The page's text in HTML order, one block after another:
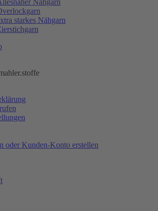
Nähgarn
starkes Nähgarn
oder Kunden-Konto erstellen